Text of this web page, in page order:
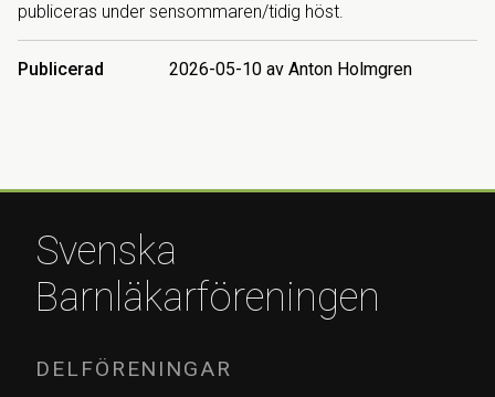
publiceras under sensommaren/tidig höst.
Publicerad 2026-05-10 av Anton Holmgren
Svenska
Barnläkarföreningen
DELFÖRENINGAR